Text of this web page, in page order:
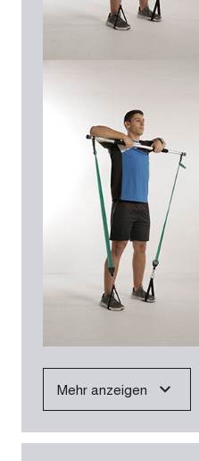
Mehr anzeigen